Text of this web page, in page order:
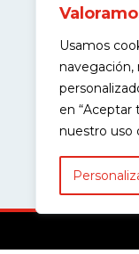
Usamos
navegación,
en “Aceptar
nuestro uso
Calle 12A
Bogotá